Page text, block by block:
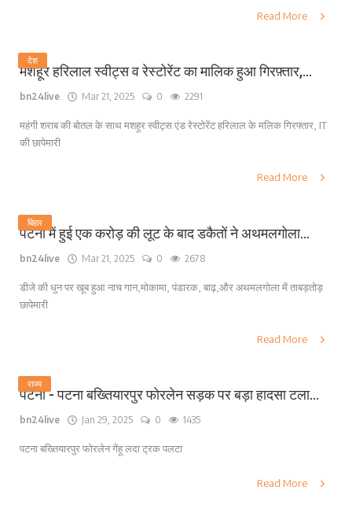
Read More
देश
मशहूर हरिलाल स्वीट्स व रेस्टोरेंट का मालिक हुआ गिरफ़्तार,...
bn24live Mar 21, 2025 0 2291
महंगी शराब की बोतल के साथ मशहूर स्वीट्स एंड रेस्टोरेंट हरिलाल के मलिक गिरफ्तार, IT
की छापेमारी
Read More
बिहार
पटना में हुई एक करोड़ की लूट के बाद डकैतों ने अथमलगोला...
bn24live Mar 21, 2025 0 2678
डीजे की धुन पर खूब हुआ नाच गान,मोकामा, पंडारक, बाढ़,और अथमलगोला में ताबड़तोड़
छापेमारी
Read More
राज्य
पटना - पटना बख्तियारपुर फोरलेन सड़क पर बड़ा हादसा टला...
bn24live Jan 29, 2025 0 1435
पटना बख्तियारपुर फोरलेन गेंहू लदा ट्रक पलटा
Read More